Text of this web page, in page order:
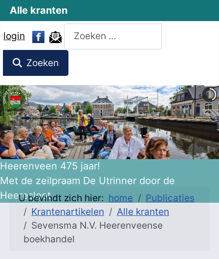
login
Zoeken
Zoeken
Heerenveen 475 jaar!
Met de zeilpraam De Utrinner door de
Heeresloot
U bevindt zich hier: home
Publicaties
Krantenartikelen
Alle kranten
Sevensma N.V. Heerenveense
boekhandel
Alle kranten